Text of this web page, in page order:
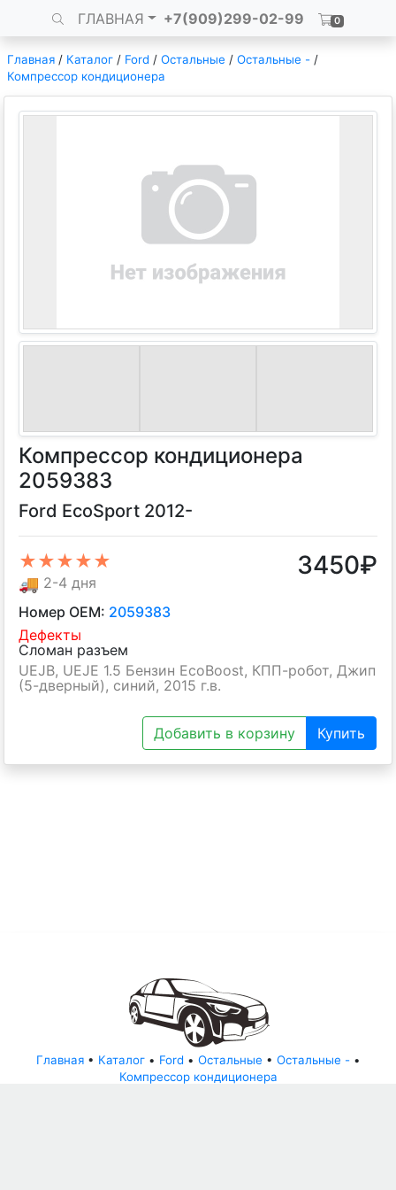
ГЛАВНАЯ +7(909)299-02-99 0
Главная / Каталог / Ford / Остальные / Остальные - /
Компрессор кондиционера
Компрессор кондиционера
2059383
Ford EcoSport 2012-
★★★★★
🚚 2-4 дня
3450₽
Номер OEM: 2059383
Дефекты
Сломан разъем
UEJB, UEJE 1.5 Бензин EcoBoost, КПП-робот, Джип
(5-дверный), синий, 2015 г.в.
Добавить в корзину Купить
Главная• Каталог• Ford • Остальные • Остальные - •
Компрессор кондиционера